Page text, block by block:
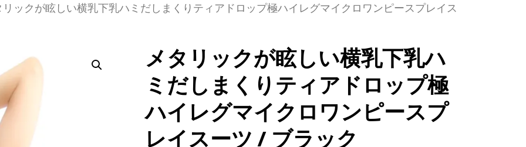
ックが眩しい横乳下乳ハミだしまくりティアドロップ極ハイレグマイクロワンピースプレイス
メタリックが眩しい横乳下乳ハ
ミだしまくりティアドロップ極
ハイレグマイクロワンピースプ
レイスーツ / ブラック